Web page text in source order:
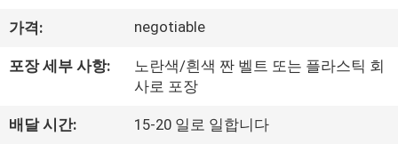
공
가격: negotiable
포장 세부 사항:
노란색/흰색 짠 벨트 또는 플라스틱 회
사로 포장
배달 시간: 15-20 일로 일합니다